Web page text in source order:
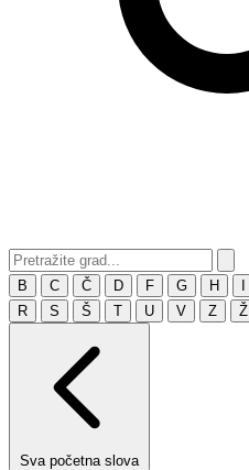
B C Č D F G H
R
S Š T U V Z Ž
Sva početna slova